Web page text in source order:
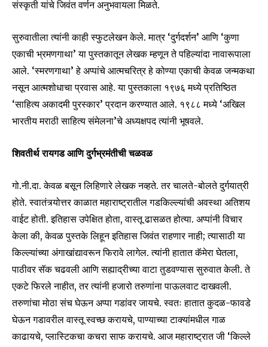
SUBSCRIBERS and be part of the
conversation.
To subscribe, simply enter your email address on our website
or click the subscribe button below. Don't worry, we respect
your privacy and won't spam your inbox. Your information is
safe with us.
SUBSCRIBE
I've read and accept thePrivacy Policy.
संस्कृती यांचे जिवंत वर्णन अनुभवायला मिळते.
सुरुवातीला त्यांनी काही स्फुटलेखन केले. मात्र ‘दुर्गदर्शन’ आणि ‘कुणा
एकाची भ्रमणगाथा’ या पुस्तकातून लेखक म्हणून ते पहिल्यांदा नावारूपाला
आले. ‘स्मरणगाथा’ हे अप्पांचे आत्मचरित्र हे कोण्या एकाची केवळ जन्मकथा
नसून आत्मशोधाचा प्रवास आहे. या पुस्तकाला १९७६ मध्ये प्रतिष्ठित
‘साहित्य अकादमी पुरस्कार’ प्रदान करण्यात आले. १९८८ मध्ये ‘अखिल
भारतीय मराठी साहित्य संमेलना’चे अध्यक्षपद त्यांनी भूषवले.
शिवतीर्थ रायगड आणि दुर्गभ्रमंतीची चळवळ
गो.नी.दा. केवळ बसून लिहिणारे लेखक नव्हते. तर चालते-बोलते दुर्गयात्री
होते. स्वातंत्र्योत्तर काळात महाराष्ट्रातील गडकिल्ल्यांची अवस्था अतिशय
वाईट होती. इतिहास उपेक्षित होता, वास्तू ढासळत होत्या. अप्पांनी विचार
केला की, केवळ पुस्तके लिहून इतिहास जिवंत राहणार नाही; त्यासाठी या
किल्ल्यांच्या अंगाखांद्यावरून फिरावे लागेल. त्यांनी हातात कॅमेरा घेतला,
पाठीवर सॅक चढवली आणि सह्याद्रीच्या वाटा तुडवण्यास सुरुवात केली. ते
एकटे फिरले नाहीत, तर त्यांनी हजारो तरुणांना पाऊलवाट दाखवली.
तरुणांचा मोठा संच घेऊन अप्पा गडांवर जायचे. स्वतः हातात कुदळ-फावडे
घेऊन गडावरील वास्तू स्वच्छ करायचे, पाण्याच्या टाक्यांमधील गाळ
काढायचे, प्लास्टिकचा कचरा साफ करायचे. आज महाराष्ट्रात जी ‘किल्ले